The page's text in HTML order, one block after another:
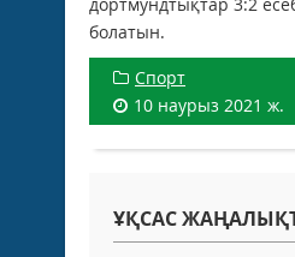
болатын.
Спорт
10 наурыз 2021 ж.
ҰҚСАС